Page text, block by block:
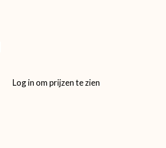
Log in om prijzen te zien